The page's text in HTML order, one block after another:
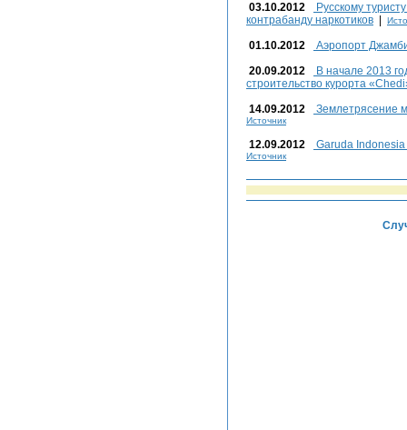
03.10.2012
Русскому
контрабанду наркотиков
01.10.2012
Аэропорт
20.09.2012
В начале 2013
строительство курорта
14.09.2012
Землетрясение
Источник
12.09.2012 Garuda
Источник